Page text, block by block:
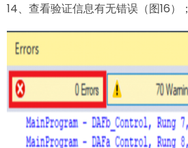
14、查看验证信息有无错误（图16）；